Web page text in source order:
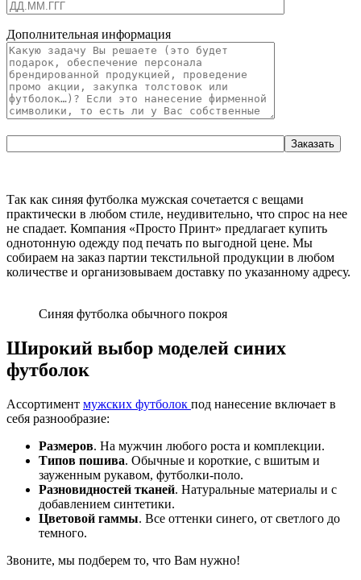
Дополнительная информация
Так как синяя футболка мужская сочетается с вещами
практически в любом стиле, неудивительно, что спрос на нее
не спадает. Компания «Просто Принт» предлагает купить
однотонную одежду под печать по выгодной цене. Мы
собираем на заказ партии текстильной продукции в любом
количестве и организовываем доставку по указанному адресу.
Синяя футболка обычного покроя
Широкий выбор моделей синих
футболок
Ассортимент мужских футболок под нанесение включает в
себя разнообразие:
Размеров. На мужчин любого роста и комплекции.
Типов пошива. Обычные и короткие, с вшитым и
зауженным рукавом, футболки-поло.
Разновидностей тканей. Натуральные материалы и с
добавлением синтетики.
Цветовой гаммы. Все оттенки синего, от светлого до
темного.
Звоните, мы подберем то, что Вам нужно!